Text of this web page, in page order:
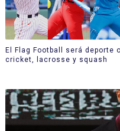
El Flag Football será deporte
cricket, lacrosse y squash